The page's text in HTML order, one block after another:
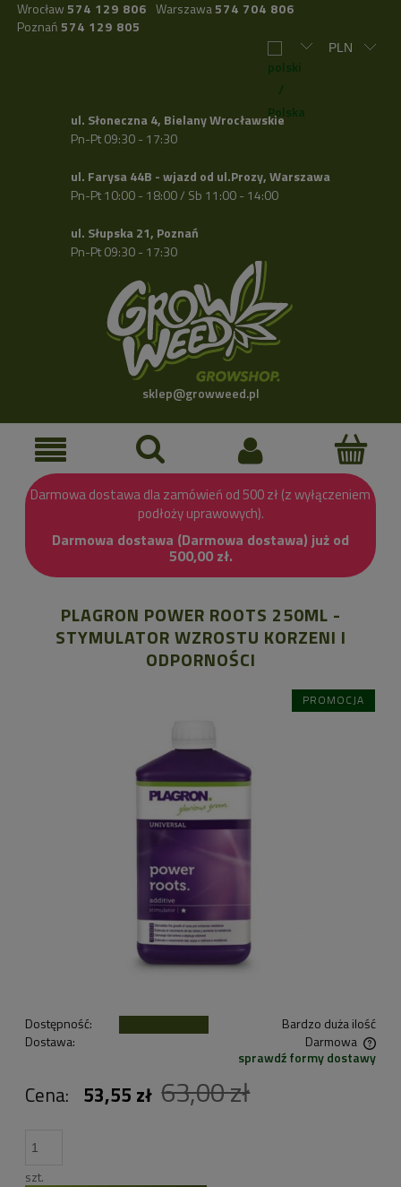
Wrocław 574 129 806 Warszawa574 704 806
Poznań 574 129 805
ul. Słoneczna 4, Bielany Wrocławskie
Pn-Pt 09:30 - 17:30
ul. Farysa 44B - wjazd od ul.Prozy, Warszawa
Pn-Pt 10:00 - 18:00 / Sb 11:00 - 14:00
ul. Słupska 21, Poznań
Pn-Pt 09:30 - 17:30
sklep@growweed.pl
Darmowa dostawa dla zamówień od 500 zł (z wyłączeniem
podłoży uprawowych).
Darmowa dostawa (Darmowa dostawa) już od
500,00 zł.
PLAGRON POWER ROOTS 250ML -
STYMULATOR WZROSTU KORZENI I
ODPORNOŚCI
PROMOCJA
Dostępność:
Bardzo duża ilość
Dostawa:
Darmowa
Cena nie zawiera ewentualnych kosztów płatnościsprawdź formy dostawy
Cena: 53,55 zł 63,00 zł
szt.